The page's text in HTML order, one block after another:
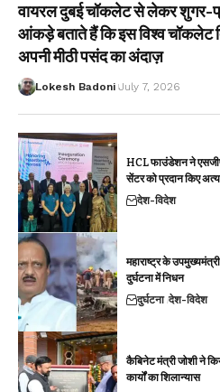
वायरल दुबई चॉकलेट से लेकर शुगर-
आंकड़े बताते हैं कि इस विश्व चॉकलेट
अपनी मीठी पसंद का अंदाज़
Lokesh Badoni July 7, 2026
HCL फाउंडेशन ने
सेंटर को प्रदान किए
देश-विदेश
महाराष्ट्र के
दुर्घटना में निधन
दुर्घटना देश-विदेश
कैबिनेट मंत्री जोशी ने
कार्यों का शिलान्यास